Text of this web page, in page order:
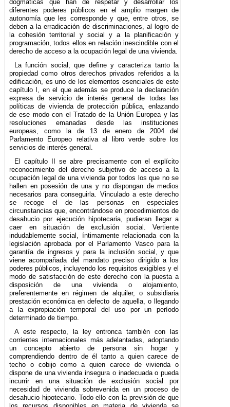
dogmáticas que han de respetar y desarrollar los
diferentes poderes públicos en el amplio margen de
autonomía que les corresponde y que, entre otros, se
deben a la erradicación de discriminaciones, al logro de
la cohesión territorial y social y a la planificación y
programación, todos ellos en relación inescindible con el
derecho de acceso a la ocupación legal de una vivienda.
La función social, que define y caracteriza tanto la
propiedad como otros derechos privados referidos a la
edificación, es uno de los elementos esenciales de este
capítulo I, en el que además se produce la declaración
expresa de servicio de interés general de todas las
políticas de vivienda de protección pública, enlazando
de ese modo con el Tratado de la Unión Europea y las
resoluciones emanadas desde las instituciones
europeas, como la de 13 de enero de 2004 del
Parlamento Europeo relativa al libro verde sobre los
servicios de interés general.
El capítulo II se abre precisamente con el explícito
reconocimiento del derecho subjetivo de acceso a la
ocupación legal de una vivienda por todos los que no se
hallen en posesión de una y no dispongan de medios
necesarios para conseguirla. Vinculado a este derecho
se recoge el de las personas en especiales
circunstancias que, encontrándose en procedimientos de
desahucio por ejecución hipotecaria, pudieran llegar a
caer en situación de exclusión social. Vertiente
indudablemente social, íntimamente relacionada con la
legislación aprobada por el Parlamento Vasco para la
garantía de ingresos y para la inclusión social, y que
viene acompañada del mandato preciso dirigido a los
poderes públicos, incluyendo los requisitos exigibles y el
modo de satisfacción de este derecho con la puesta a
disposición de una vivienda o alojamiento,
preferentemente en régimen de alquiler, o subsidiaria
prestación económica en defecto de aquella, o llegando
a la expropiación temporal del uso por un período
determinado de tiempo.
A este respecto, la ley entronca también con las
corrientes internacionales más adelantadas, adoptando
un concepto abierto de persona sin hogar y
comprendiendo dentro de él tanto a quien carece de
techo o cobijo como a quien carece de vivienda o
dispone de una vivienda insegura o inadecuada o pueda
incurrir en una situación de exclusión social por
necesidad de vivienda sobrevenida en un proceso de
desahucio hipotecario. Todo ello con la previsión de que